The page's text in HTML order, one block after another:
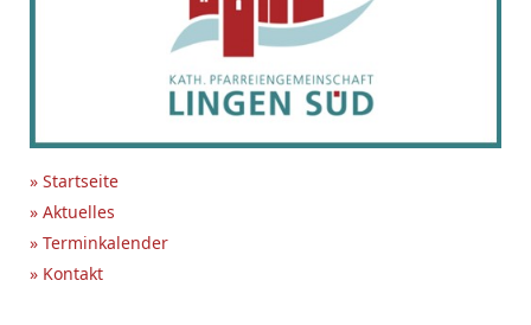
» Startseite
» Aktuelles
» Terminkalender
» Kontakt